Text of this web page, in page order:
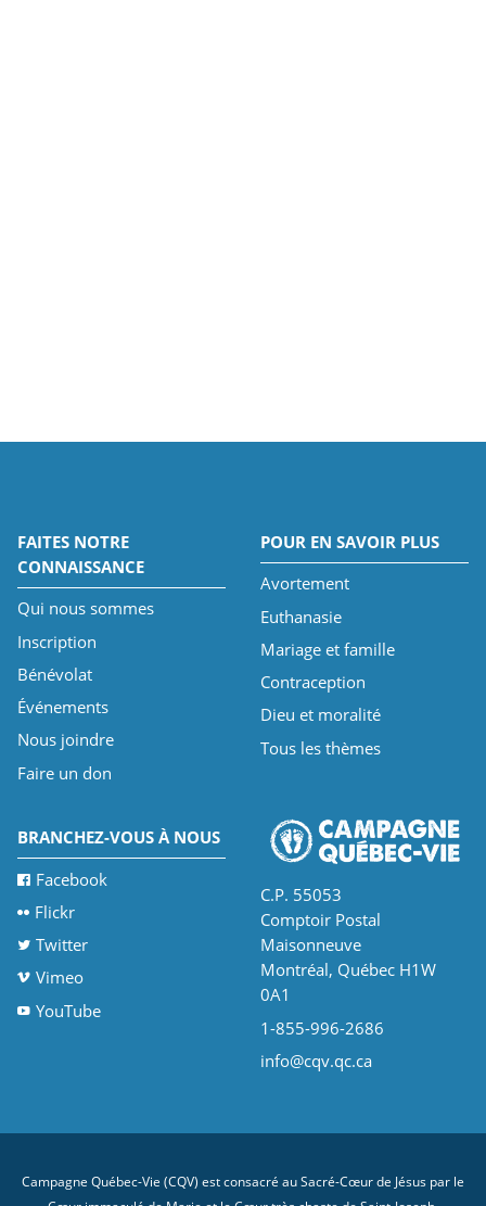
FAITES NOTRE
CONNAISSANCE
Qui nous sommes
Inscription
Bénévolat
Événements
Nous joindre
Faire un don
POUR EN SAVOIR PLUS
Avortement
Euthanasie
Mariage et famille
Contraception
Dieu et moralité
Tous les thèmes
BRANCHEZ-VOUS À NOUS
Facebook
Flickr
Twitter
Vimeo
YouTube
C.P. 55053
Comptoir Postal
Maisonneuve
Montréal, Québec H1W
0A1
1-855-996-2686
info@cqv.qc.ca
Campagne Québec-Vie (CQV) est consacré au Sacré-Cœur de Jésus par le